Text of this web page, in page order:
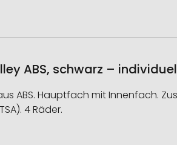
ABS, schwarz –
ABS. Hauptfach mit Innenfach.
4 Räder.